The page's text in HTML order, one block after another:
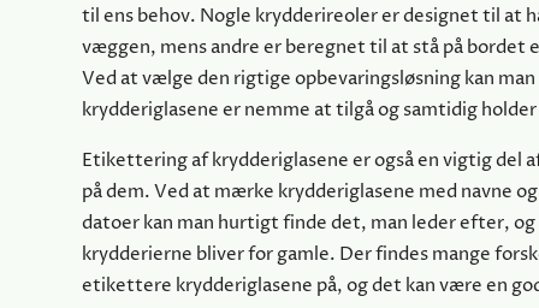
til ens behov. Nogle krydderireoler er designet til at
væggen, mens andre er beregnet til at stå på bordet
Ved at vælge den rigtige opbevaringsløsning kan
krydderiglasene er nemme at tilgå og samtidig
Etikettering af krydderiglasene er også en vigtig del
på dem. Ved at mærke krydderiglasene med navne
datoer kan man hurtigt finde det, man leder efter, og
krydderierne bliver for gamle. Der findes mange
etikettere krydderiglasene på, og det kan være en